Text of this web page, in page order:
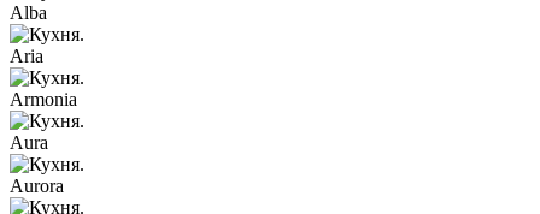
Alba
Aria
Armonia
Aura
Aurora